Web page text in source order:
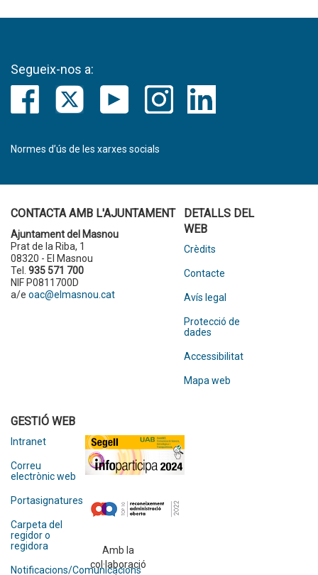
Segueix-nos a:
Normes d’ús de les xarxes socials
CONTACTA AMB L'AJUNTAMENT
Ajuntament del Masnou
Prat de la Riba, 1
08320 - El Masnou
Tel. 935 571 700
NIF P0811700D
a/e oac@elmasnou.cat
DETALLS DEL
WEB
Crèdits
Contacte
Avís legal
Protecció de
dades
Accessibilitat
Mapa web
GESTIÓ WEB
Intranet
Correu
electrònic web
Portasignatures
Carpeta del
regidor o
regidora
Notificacions/Comunicacions
Amb la
col·laboració